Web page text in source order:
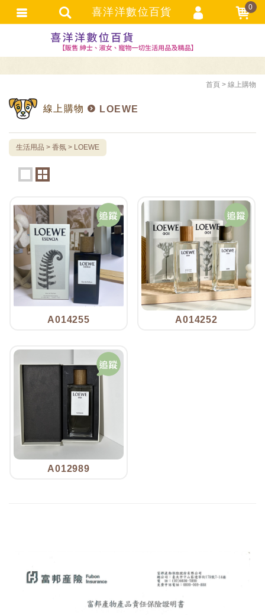
首頁 線上購物
線上購物 LOEWE
生活用品 香氛 LOEWE
A014255 A014252
A012989
喜洋洋數位百貨 0
選購者登入
選購者註冊